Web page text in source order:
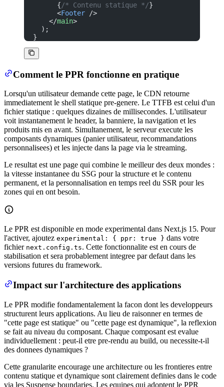
      {
/* Contenu statique */}
      <
Footer />
    </
main>
  );
}
Comment le PPR fonctionne en pratique
Lorsqu'un utilisateur demande cette page, le CDN retourne
immediatement le shell statique pre-genere. Le TTFB est celui d'un
fichier statique : quelques dizaines de millisecondes. L'utilisateur
voit instantanement le header, la banniere, la navigation et les
produits mis en avant. Simultanement, le serveur execute les
composants dynamiques (panier utilisateur, recommandations
personnalisees) et les injecte dans la page via le streaming.
Le resultat est une page qui combine le meilleur des deux mondes :
la vitesse instantanee du SSG pour la structure et le contenu
permanent, et la personnalisation en temps reel du SSR pour les
zones qui en ont besoin.
Le PPR est disponible en mode experimental dans Next.js 15. Pour
l'activer, ajoutez experimental: { ppr: true } dans votre
fichier next.config.ts. Cette fonctionnalite est en cours de
stabilisation et sera probablement integree par defaut dans les
versions futures du framework.
Impact sur l'architecture des applications
Le PPR modifie fondamentalement la facon dont les developpeurs
structurent leurs applications. Au lieu de raisonner en termes de
"cette page est statique" ou "cette page est dynamique", la reflexion
se fait au niveau du composant. Chaque composant est evalue
individuellement : peut-il etre pre-rendu au build, ou necessite-t-il
des donnees dynamiques ?
Cette granularite encourage une architecture ou les frontieres entre
contenu statique et dynamique sont clairement definies dans le code
via les Suspense boundaries. Les equipes qui adoptent le PPR